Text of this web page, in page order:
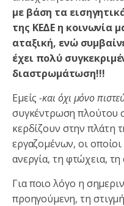
με βάση τα
της ΚΕΔΕ η κοινωνία
αταξική, ενώ
έχει πολύ
διαστρωμάτωση!!!
Εμείς-και όχι μόνο
συγκέντρωση πλούτου
κερδίζουν στην πλάτη
εργαζομένων, οι οποίοι
ανεργία, τη φτώχεια,
Για ποιο λόγο η
προηγούμενη, τη